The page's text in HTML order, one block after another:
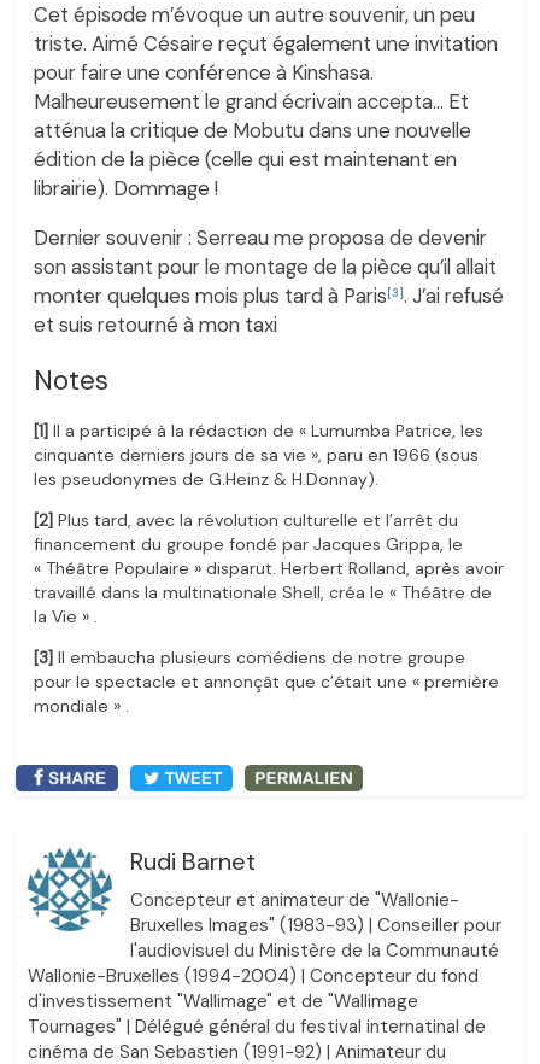
Cet épisode m’évoque un autre souvenir, un peu
triste. Aimé Césaire reçut également une invitation
pour faire une conférence à Kinshasa.
Malheureusement le grand écrivain accepta… Et
atténua la critique de Mobutu dans une nouvelle
édition de la pièce (celle qui est maintenant en
librairie). Dommage !
Dernier souvenir : Serreau me proposa de devenir
son assistant pour le montage de la pièce qu’il allait
monter quelques mois plus tard à Paris[3]. J’ai refusé
et suis retourné à mon taxi
Notes
[1] Il a participé à la rédaction de « Lumumba Patrice, les
cinquante derniers jours de sa vie », paru en 1966 (sous
les pseudonymes de G.Heinz & H.Donnay).
[2] Plus tard, avec la révolution culturelle et l’arrêt du
financement du groupe fondé par Jacques Grippa, le
« Théâtre Populaire » disparut. Herbert Rolland, après avoir
travaillé dans la multinationale Shell, créa le « Théâtre de
la Vie » .
[3] Il embaucha plusieurs comédiens de notre groupe
pour le spectacle et annonçât que c’était une « première
mondiale » .
Rudi Barnet
Concepteur et animateur de "Wallonie-
Bruxelles Images" (1983-93) | Conseiller pour
l'audiovisuel du Ministère de la Communauté
Wallonie-Bruxelles (1994-2004) | Concepteur du fond
d'investissement "Wallimage" et de "Wallimage
Tournages" | Délégué général du festival internatinal de
cinéma de San Sebastien (1991-92) | Animateur du